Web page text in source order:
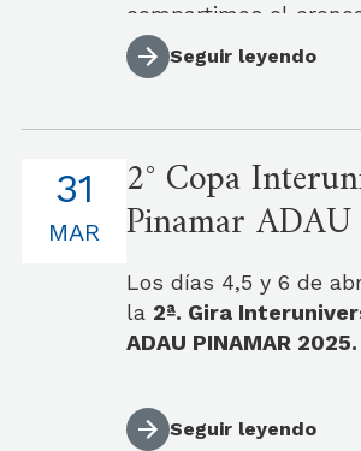
compartimos el
partidos y encuentros
viernes 30 de mayo al
representativos
diversas disciplinas y
esperamos para
de las jornadas de
Seguir leyendo
31
MAR
2° Copa
Pinamar
Los días 4,5 y 6 de
la 2ª. Gira
ADAU PINAMAR 2025.
Seguir leyendo
Noticias UdeSA